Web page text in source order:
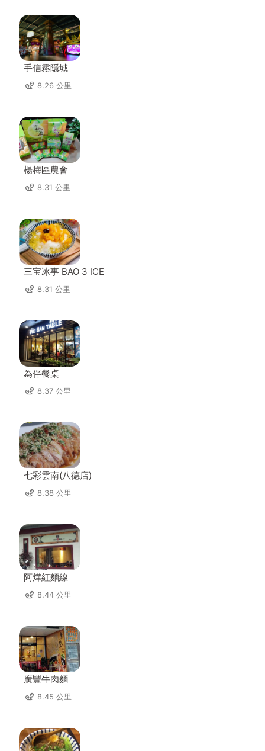
手信霧隱城
8.26 公里
楊梅區農會
8.31 公里
三宝冰事 BAO 3 ICE
8.31 公里
為伴餐桌
8.37 公里
七彩雲南(八德店)
8.38 公里
阿燁紅麵線
8.44 公里
廣豐牛肉麵
8.45 公里